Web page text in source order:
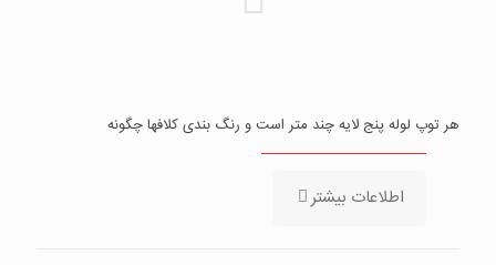
هر توپ لوله پنج لایه چند متر است و رنگ بندی کلافها چگونه
اطلاعات بیشتر